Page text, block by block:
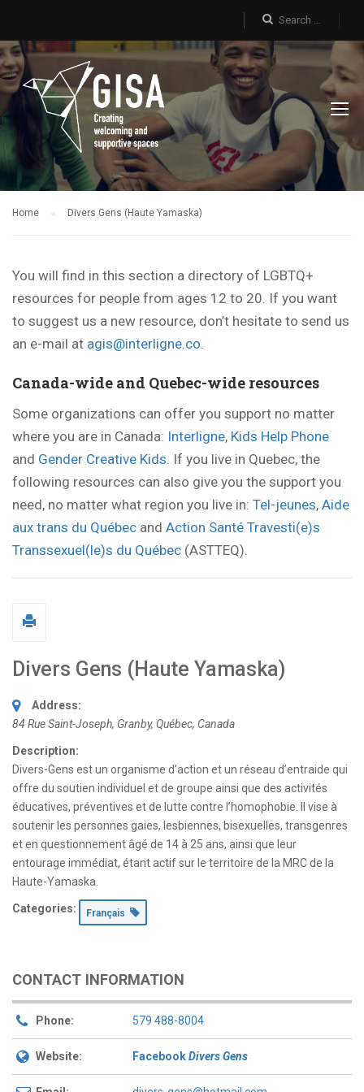
Home Divers Gens (Haute Yamaska)
You will find in this section a directory of LGBTQ+
resources for people from ages 12 to 20. If you want
to suggest us a new resource, don’t hesitate to send us
an e-mail at agis@interligne.co.
Canada-wide and Quebec-wide resources
Some organizations can offer you support no matter
where you are in Canada: Interligne, Kids Help Phone
and Gender Creative Kids. If you live in Quebec, the
following resources can also give you the support you
need, no matter what region you live in: Tel-jeunes, Aide
aux trans du Québec and Action Santé Travesti(e)s
Transsexuel(le)s du Québec (ASTTEQ).
Divers Gens (Haute Yamaska)
Address:
84 Rue Saint-Joseph, Granby, Québec, Canada
Description:
Divers-Gens est un organisme d’action et un réseau d’entraide qui
offre du soutien individuel et de groupe ainsi que des activités
éducatives, préventives et de lutte contre l’homophobie. Il vise à
soutenir les personnes gaies, lesbiennes, bisexuelles, transgenres
et en questionnement âgé de 14 à 25 ans, ainsi que leur
entourage immédiat, étant actif sur le territoire de la MRC de la
Haute-Yamaska.
Categories: Français
CONTACT INFORMATION
Phone: 579 488-8004
Website: FacebookDivers Gens